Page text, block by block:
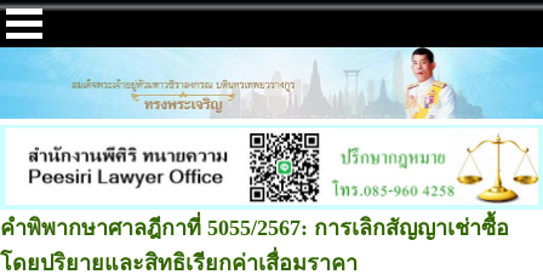
คำพิพากษาศาลฎีกาที่ 5055/2567: การเลิกสัญญาเช่าซื้อ
โดยปริยายและสิทธิเรียกค่าเสื่อมราคา